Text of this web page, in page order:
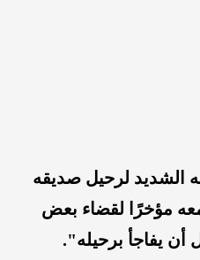
الشديد لرحيل صديقه
مؤخرًا لقضاء بعض
أن يفاجأ برحيله".